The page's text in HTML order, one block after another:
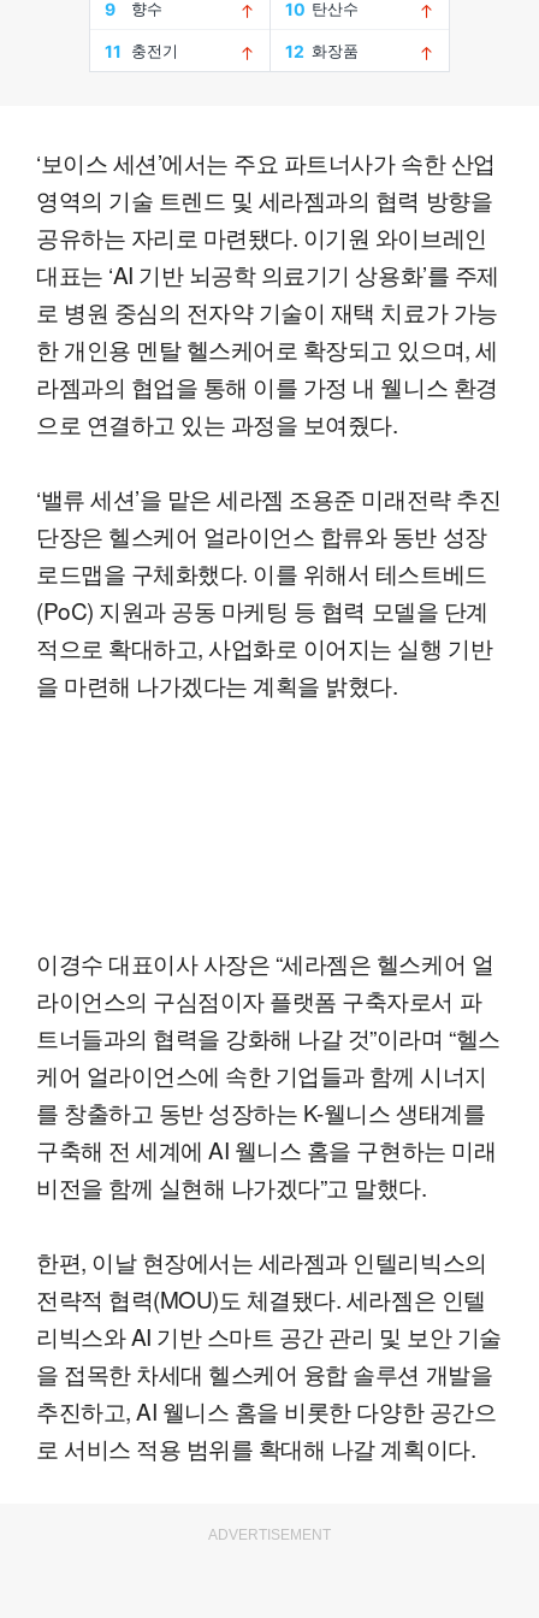
‘보이스 세션’에서는 주요 파트너사가 속한 산업
영역의 기술 트렌드 및 세라젬과의 협력 방향을
공유하는 자리로 마련됐다. 이기원 와이브레인
대표는 ‘AI 기반 뇌공학 의료기기 상용화’를 주제
로 병원 중심의 전자약 기술이 재택 치료가 가능
한 개인용 멘탈 헬스케어로 확장되고 있으며, 세
라젬과의 협업을 통해 이를 가정 내 웰니스 환경
으로 연결하고 있는 과정을 보여줬다.
‘밸류 세션’을 맡은 세라젬 조용준 미래전략 추진
단장은 헬스케어 얼라이언스 합류와 동반 성장
로드맵을 구체화했다. 이를 위해서 테스트베드
(PoC) 지원과 공동 마케팅 등 협력 모델을 단계
적으로 확대하고, 사업화로 이어지는 실행 기반
을 마련해 나가겠다는 계획을 밝혔다.
이경수 대표이사 사장은 “세라젬은 헬스케어 얼
라이언스의 구심점이자 플랫폼 구축자로서 파
트너들과의 협력을 강화해 나갈 것”이라며 “헬스
케어 얼라이언스에 속한 기업들과 함께 시너지
를 창출하고 동반 성장하는 K-웰니스 생태계를
구축해 전 세계에 AI 웰니스 홈을 구현하는 미래
비전을 함께 실현해 나가겠다”고 말했다.
한편, 이날 현장에서는 세라젬과 인텔리빅스의
전략적 협력(MOU)도 체결됐다. 세라젬은 인텔
리빅스와 AI 기반 스마트 공간 관리 및 보안 기술
을 접목한 차세대 헬스케어 융합 솔루션 개발을
추진하고, AI 웰니스 홈을 비롯한 다양한 공간으
로 서비스 적용 범위를 확대해 나갈 계획이다.
ADVERTISEMENT